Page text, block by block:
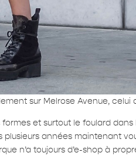
sur Melrose Avenue,
et surtout le foulard
plusieurs années maintenant
n’a toujours d’e-shop à